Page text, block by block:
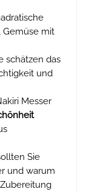
Gemüse mit
schätzen das
und
Messer
Sie
und warum